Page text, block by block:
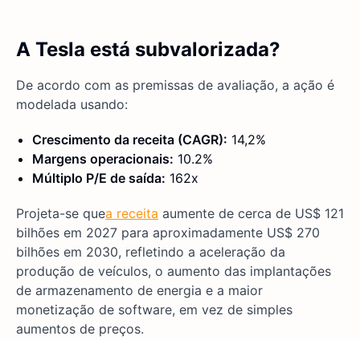
A Tesla está subvalorizada?
De acordo com as premissas de avaliação, a ação é
modelada usando:
Crescimento da receita (CAGR): 14,2%
Margens operacionais: 10.2%
Múltiplo P/E de saída: 162x
Projeta-se quea receita aumente de cerca de US$ 121
bilhões em 2027 para aproximadamente US$ 270
bilhões em 2030, refletindo a aceleração da
produção de veículos, o aumento das implantações
de armazenamento de energia e a maior
monetização de software, em vez de simples
aumentos de preços.